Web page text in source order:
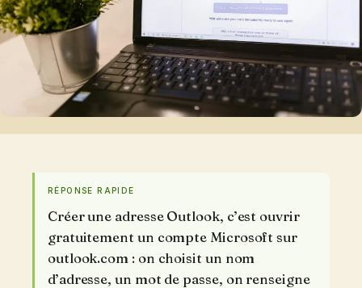
RÉPONSE RAPIDE
Créer une adresse Outlook, c’est ouvrir
gratuitement un compte Microsoft sur
outlook.com : on choisit un nom
d’adresse, un mot de passe, on renseigne